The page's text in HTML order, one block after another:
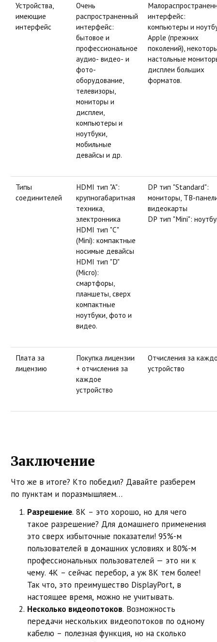
Устройства,
имеющие
интерфейс
Очень
распространенный
интерфейс:
бытовое и
профессиональное
аудио- видео- и
фото-
оборудование,
телевизоры,
мониторы и
дисплеи,
компьютеры и
ноутбуки,
мобильные
девайсы и др.
интерфейс:
компьютеры и
Apple (прежних
поколений),
настольные
дисплеи больших
форматов.
Типы
соединителей
HDMI тип "A":
крупногабаритная
техника,
электронника
HDMI тип "С"
(Mini): компактные
носимые девайсы
HDMI тип "D"
(Micro):
смартфоры,
планшеты, сверх
компактные
ноутбуки, фото и
видео.
DP тип "Standard":
мониторы, ТВ-
видеокарты
DP тип "Mini":
Плата за
лицензию
Покупка лицензии
+ отчисления за
каждое
устройство
Отчисления за
устройство
Заключение
Что же в итоге? Кто победил? Давайте разберем
по пунктам и поразмышляем…
Разрешение. 8K – это хорошо, но для чего
такое разрешение? Для домашнего применения
это сверх избыточные показатели! 95%-м
пользователей в домашних условиях и 80%-м
профессиональных пользователей — это ни к
чему. 4K – сейчас перебор, а уж 8K тем более!
Так что, это преимущество DisplayPort, в
настоящее время, можно не учитывать.
Несколько видеопотоков. Возможность
передачи нескольких видеопотоков по одному
кабелю – полезная функция, но на сколько